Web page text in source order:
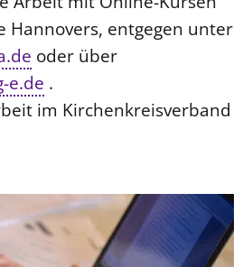
Hannovers, entgegen unter
oder über
e.de .
im Kirchenkreisverband